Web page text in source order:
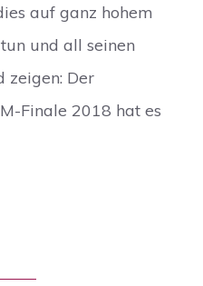
auf ganz hohem
und all seinen
zeigen: Der
Finale 2018 hat es